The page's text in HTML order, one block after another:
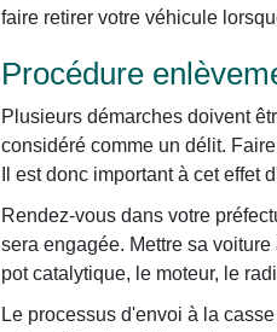
faire retirer votre véhicule
Procédure
Plusieurs démarches doivent
considéré comme un délit.
Il est donc important à cet
Rendez-vous dans votre
sera engagée. Mettre sa
pot catalytique, le moteur, le
Le processus d'envoi à la